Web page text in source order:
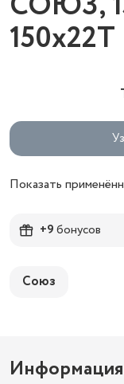
150x22T
Показать
+9бонусов
Союз